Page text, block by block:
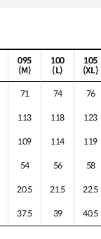
095
(M)
100
(L)
105
(XL)
71 74 76
113 118 123
109 114 119
54 56 58
20.5 21.5 22.5
37.5 39 40.5